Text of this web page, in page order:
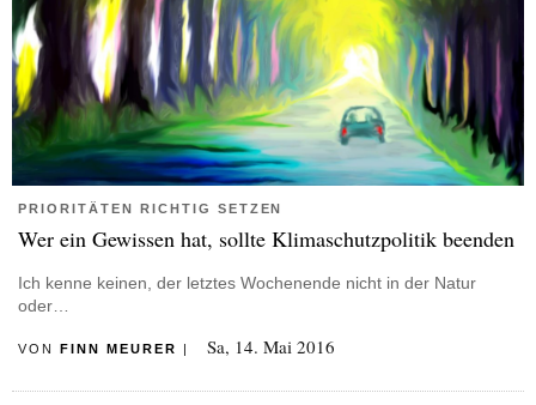
PRIORITÄTEN RICHTIG SETZEN
Wer ein Gewissen hat, sollte Klimaschutzpolitik beenden
Ich kenne keinen, der letztes Wochenende nicht in der Natur
oder…
VON FINN MEURER | Sa, 14. Mai 2016